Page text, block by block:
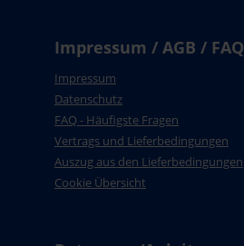
Impressum / AGB / FAQ
Impressum
Datenschutz
FAQ - Häufigste Fragen
Vertrags und Lieferbedingungen
Auszug aus den Lieferbedingungen
Cookie Übersicht